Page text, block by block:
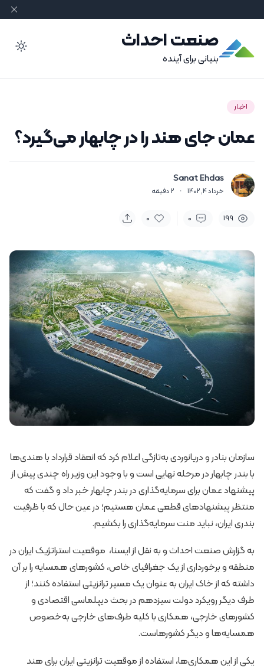
صنعت احداث
بنیانی برای آینده
اخبار
عمان جای هند را در چابهار می‌گیرد؟
Sanat Ehdas
خرداد 4, 1402 ·
2دقیقه
199
0
0
سازمان بنادر و دریانوردی به‌تازگی اعلام کرد که انعقاد قرارداد با هندی‌ها
با بندر چابهار در مرحله نهایی است و با وجود این وزیر راه چندی پیش از
پیشنهاد عمان برای سرمایه‌گذاری در بندر چابهار خبر داد و گفت که
منتظر پیشنهادهای قطعی عمان هستیم؛ در عین حال که با ظرفیت
بندری ایران، نباید منت سرمایه‌گذاری را بکشیم.
به گزارش صنعت احداث و به نقل از ایسنا، موقعیت استراتژیک ایران در
منطقه و برخورداری از یک جغرافیای خاص، کشورهای همسایه را بر آن
داشته که از خاک ایران به‌ عنوان یک مسیر ترانزیتی استفاده کنند؛ از
طرف دیگر رویکرد دولت سیزدهم در بحث دیپلماسی اقتصادی و
کشورهای خارجی، همکاری با کلیه طرف‌های خارجی به‌خصوص
همسایه‌ها و دیگر کشورهاست.
یکی از این همکاری‌ها، استفاده از موقعیت ترانزیتی ایران برای هند